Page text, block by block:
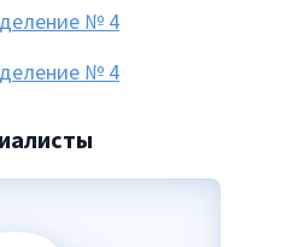
№ 4
№ 4